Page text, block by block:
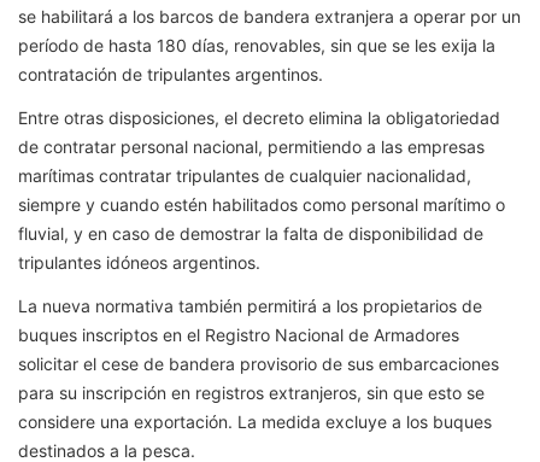
se habilitará a los barcos de bandera extranjera a operar por un
período de hasta 180 días, renovables, sin que se les exija la
contratación de tripulantes argentinos.
Entre otras disposiciones, el decreto elimina la obligatoriedad
de contratar personal nacional, permitiendo a las empresas
marítimas contratar tripulantes de cualquier nacionalidad,
siempre y cuando estén habilitados como personal marítimo o
fluvial, y en caso de demostrar la falta de disponibilidad de
tripulantes idóneos argentinos.
La nueva normativa también permitirá a los propietarios de
buques inscriptos en el Registro Nacional de Armadores
solicitar el cese de bandera provisorio de sus embarcaciones
para su inscripción en registros extranjeros, sin que esto se
considere una exportación. La medida excluye a los buques
destinados a la pesca.